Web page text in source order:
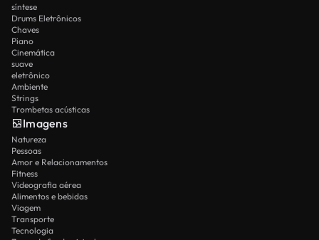
síntese
Drums Eletrônicos
Chaves
Piano
Cinemática
suave
eletrônico
Ambiente
Strings
Trombetas acústicas
Imagens
Natureza
Pessoas
Amor e Relacionamentos
Fitness
Videografia aérea
Alimentos e bebidas
Viagem
Transporte
Tecnologia